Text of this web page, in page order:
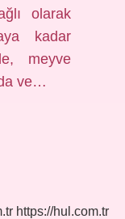
olarak
kadar
meyve
ve…
https://hul.com.tr